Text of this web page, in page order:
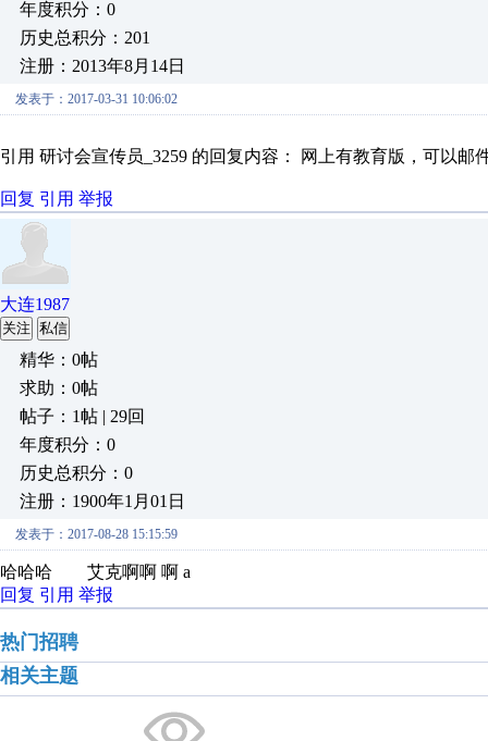
年度积分：0
历史总积分：201
注册：2013年8月14日
发表于：2017-03-31 10:06:02
引用 研讨会宣传员_3259 的回复内容： 网上有教育版，可以邮
回复 引用 举报
大连1987
关注 私信
精华：0帖
求助：0帖
帖子：1帖 | 29回
年度积分：0
历史总积分：0
注册：1900年1月01日
发表于：2017-08-28 15:15:59
哈哈哈 艾克啊啊 啊 a
回复 引用 举报
热门招聘
相关主题